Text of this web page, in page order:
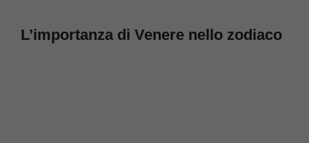
L’importanza di Venere nello zodiaco